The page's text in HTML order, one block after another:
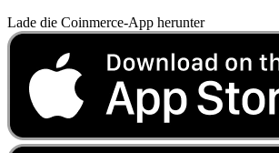
Lade die Coinmerce-App herunter